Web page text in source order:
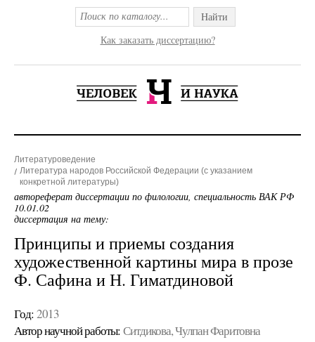
Найти
Как заказать диссертацию?
Литературоведение
Литература народов Российской Федерации (с указанием
конкретной литературы)
автореферат диссертации по филологии, специальность ВАК РФ
10.01.02
диссертация на тему:
Принципы и приемы создания
художественной картины мира в прозе
Ф. Сафина и Н. Гиматдиновой
Год: 2013
Автор научной работы: Ситдикова, Чулпан Фаритовна